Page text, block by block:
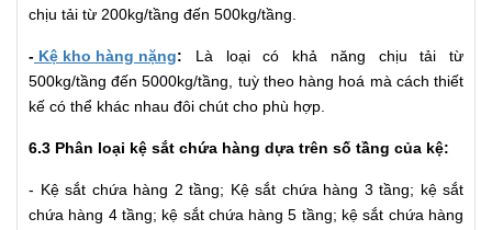
chịu tải từ 200kg/tầng đến 500kg/tầng.
- Kệ kho hàng nặng: Là loại có khả năng chịu tải từ
500kg/tầng đến 5000kg/tầng, tuỳ theo hàng hoá mà cách thiết
kế có thể khác nhau đôi chút cho phù hợp.
6.3 Phân loại kệ sắt chứa hàng dựa trên số tầng của kệ:
- Kệ sắt chứa hàng 2 tầng; Kệ sắt chứa hàng 3 tầng; kệ sắt
chứa hàng 4 tầng; kệ sắt chứa hàng 5 tầng; kệ sắt chứa hàng